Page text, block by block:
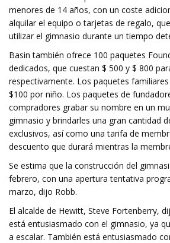
menores de 14 años, con un coste
alquilar el equipo o tarjetas de regalo,
utilizar el gimnasio durante un tiempo
Basin también ofrece 100 paquetes
dedicados, que cuestan $ 500 y $ 800
respectivamente. Los paquetes
$100 por niño. Los paquetes de
compradores grabar su nombre en un
gimnasio y brindarles una gran cantidad
exclusivos, así como una tarifa de
descuento que durará mientras la
Se estima que la construcción del
febrero, con una apertura tentativa
marzo, dijo Robb.
El alcalde de Hewitt, Steve Fortenberry,
está entusiasmado con el gimnasio, ya
a escalar. También está entusiasmado